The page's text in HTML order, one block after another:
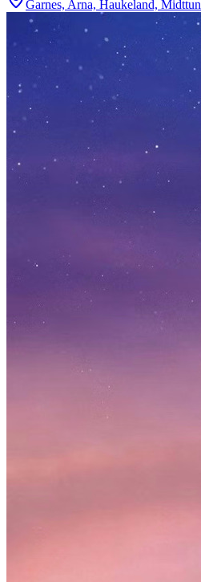
Garnes, Arna, Haukeland, Midttun